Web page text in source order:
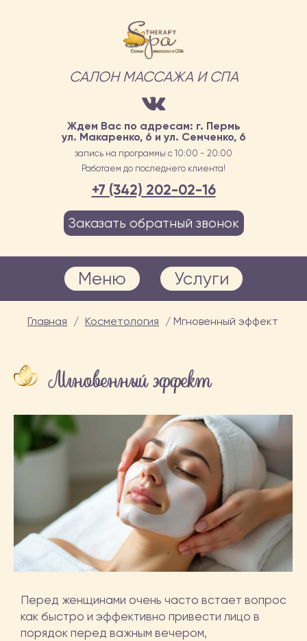
САЛОН МАССАЖА И СПА
Ждем Вас по адресам: г. Пермь
ул. Макаренко, 6 и ул. Семченко, 6
запись на программы с 10:00 - 20:00
Работаем до последнего клиента!
+7 (342) 202-02-16
Заказать обратный звонок
Меню Услуги
Главная / Косметология / Мгновенный эффект
Мгновенный эффект
Перед женщинами очень часто встает вопрос
как быстро и эффективно привести лицо в
порядок перед важным вечером,